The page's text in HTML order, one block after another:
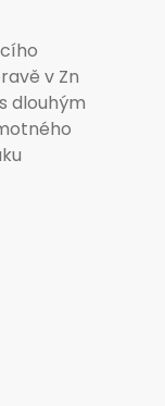
v Zn
dlouhým